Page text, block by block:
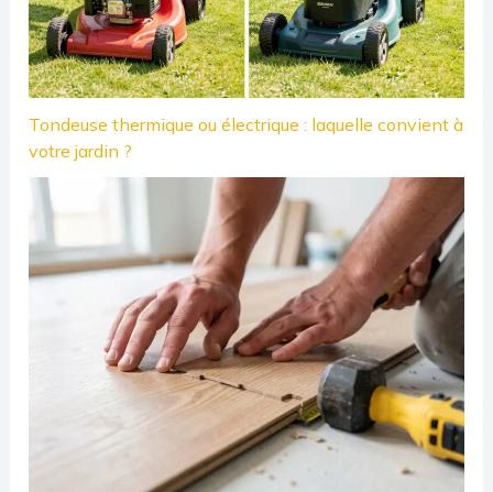
Tondeuse thermique ou électrique : laquelle convient à
votre jardin ?